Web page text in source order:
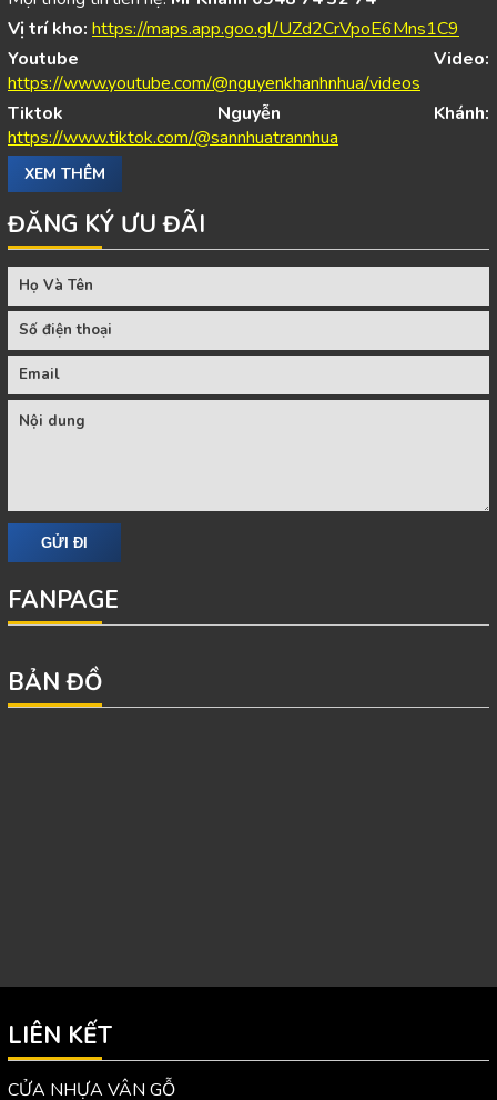
Vị trí kho: https://maps.app.goo.gl/UZd2CrVpoE6Mns1C9
Youtube Video:
https://www.youtube.com/@nguyenkhanhnhua/videos
Tiktok Nguyễn Khánh:
https://www.tiktok.com/@sannhuatrannhua
XEM THÊM
ĐĂNG KÝ ƯU ĐÃI
FANPAGE
BẢN ĐỒ
LIÊN KẾT
CỬA NHỰA VÂN GỖ